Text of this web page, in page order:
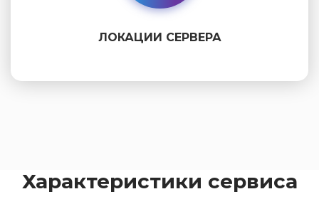
ЛОКАЦИИ СЕРВЕРА
Характеристики сервиса